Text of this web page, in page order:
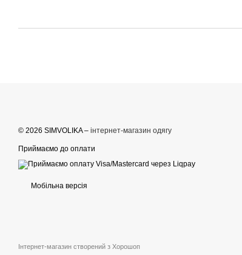
© 2026 SIMVOLIKA – інтернет-магазин одягу
Приймаємо до оплати
Мобільна версія
Інтернет-магазин створений з Хорошоп